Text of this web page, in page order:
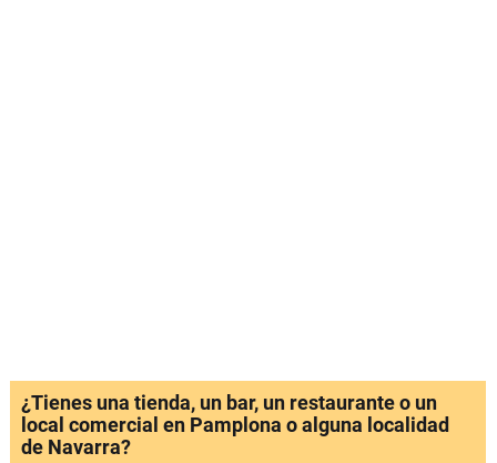
¿Tienes una tienda, un bar, un restaurante o un
local comercial en Pamplona o alguna localidad
de Navarra?